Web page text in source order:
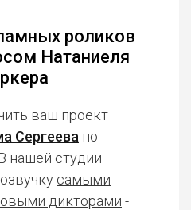
роликов
Натаниеля
ваш проект
Сергеева по
нашей студии
самыми
дикторами -